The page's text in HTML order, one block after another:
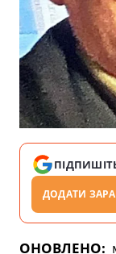
ДОДАТИ
ОНОВЛЕНО: